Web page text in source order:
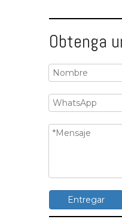
Obtenga
Entregar